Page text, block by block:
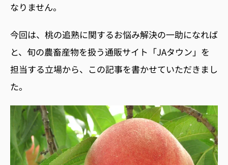
なりません。
今回は、桃の追熟に関するお悩み解決の一助になれば
と、 旬の農畜産物を扱う通販サイト「JAタウン」を
担当する立場から、 この記事を書かせていただきまし
た。